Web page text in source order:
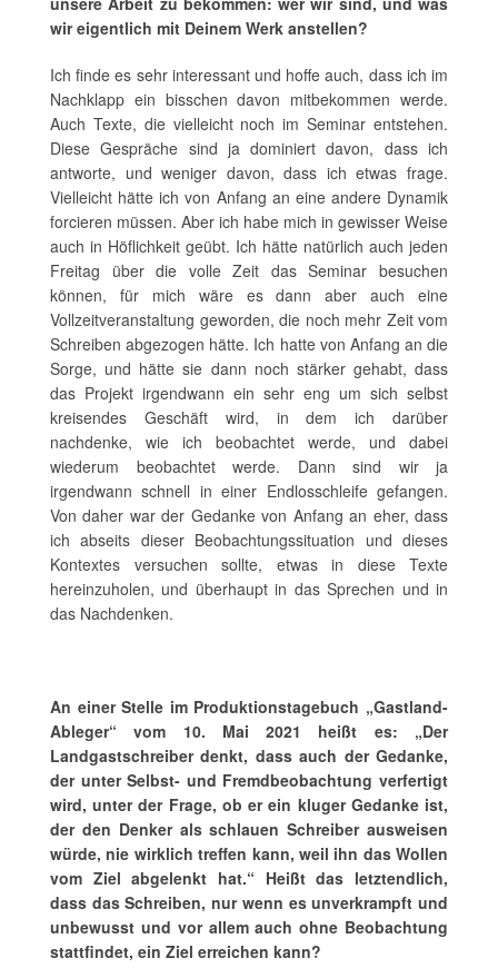
wir eigentlich mit Deinem Werk anstellen?
Ich finde es sehr interessant und hoffe auch, dass ich im
Nachklapp ein bisschen davon mitbekommen werde.
Auch Texte, die vielleicht noch im Seminar entstehen.
Diese Gespräche sind ja dominiert davon, dass ich
antworte, und weniger davon, dass ich etwas frage.
Vielleicht hätte ich von Anfang an eine andere Dynamik
forcieren müssen. Aber ich habe mich in gewisser Weise
auch in Höflichkeit geübt. Ich hätte natürlich auch jeden
Freitag über die volle Zeit das Seminar besuchen
können, für mich wäre es dann aber auch eine
Vollzeitveranstaltung geworden, die noch mehr Zeit vom
Schreiben abgezogen hätte. Ich hatte von Anfang an die
Sorge, und hätte sie dann noch stärker gehabt, dass
das Projekt irgendwann ein sehr eng um sich selbst
kreisendes Geschäft wird, in dem ich darüber
nachdenke, wie ich beobachtet werde, und dabei
wiederum beobachtet werde. Dann sind wir ja
irgendwann schnell in einer Endlosschleife gefangen.
Von daher war der Gedanke von Anfang an eher, dass
ich abseits dieser Beobachtungssituation und dieses
Kontextes versuchen sollte, etwas in diese Texte
hereinzuholen, und überhaupt in das Sprechen und in
das Nachdenken.
An einer Stelle im Produktionstagebuch „Gastland-
Ableger“ vom 10. Mai 2021 heißt es: „Der
Landgastschreiber denkt, dass auch der Gedanke,
der unter Selbst- und Fremdbeobachtung verfertigt
wird, unter der Frage, ob er ein kluger Gedanke ist,
der den Denker als schlauen Schreiber ausweisen
würde, nie wirklich treffen kann, weil ihn das Wollen
vom Ziel abgelenkt hat.“ Heißt das letztendlich,
dass das Schreiben, nur wenn es unverkrampft und
unbewusst und vor allem auch ohne Beobachtung
stattfindet, ein Ziel erreichen kann?